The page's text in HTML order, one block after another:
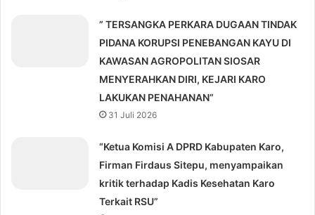
” TERSANGKA PERKARA DUGAAN TINDAK
PIDANA KORUPSI PENEBANGAN KAYU DI
KAWASAN AGROPOLITAN SIOSAR
MENYERAHKAN DIRI, KEJARI KARO
LAKUKAN PENAHANAN”
31 Juli 2026
“Ketua Komisi A DPRD Kabupaten Karo,
Firman Firdaus Sitepu, menyampaikan
kritik terhadap Kadis Kesehatan Karo
Terkait RSU”